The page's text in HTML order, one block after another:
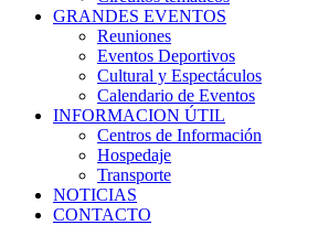
GRANDES EVENTOS
Reuniones
Eventos Deportivos
Cultural y Espectáculos
Calendario de Eventos
INFORMACION ÚTIL
Centros de Información
Hospedaje
Transporte
NOTICIAS
CONTACTO